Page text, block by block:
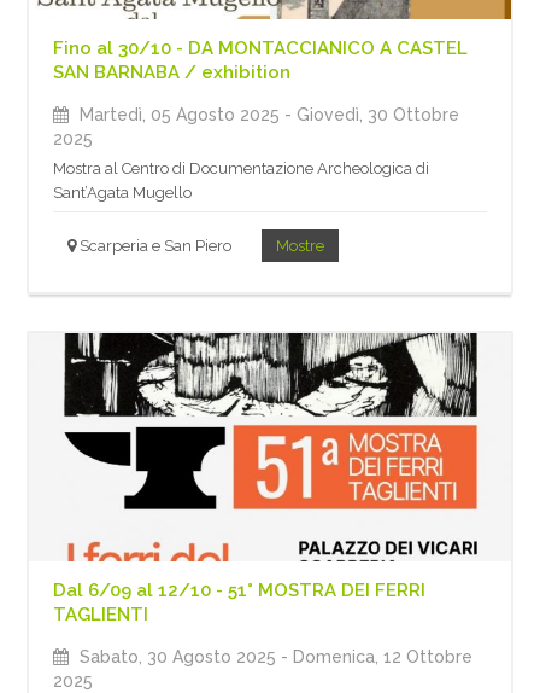
Fino al 30/10 - DA MONTACCIANICO A CASTEL
SAN BARNABA / exhibition
Martedì, 05 Agosto 2025 - Giovedì, 30 Ottobre
2025
Mostra al Centro di Documentazione Archeologica di
Sant’Agata Mugello
Scarperia e San Piero Mostre
Dal 6/09 al 12/10 - 51° MOSTRA DEI FERRI
TAGLIENTI
Sabato, 30 Agosto 2025 - Domenica, 12 Ottobre
2025